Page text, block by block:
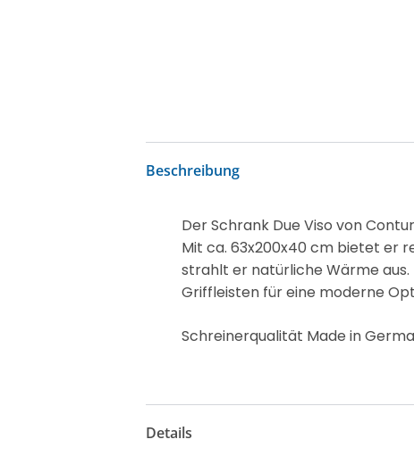
Beschreibung
Der Schrank Due Viso von
Mit ca. 63x200x40 cm bietet er
strahlt er natürliche Wärme
Griffleisten für eine moderne
Schreinerqualität Made in
Details